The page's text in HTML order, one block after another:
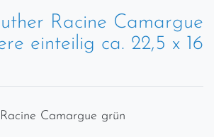
Racine Camargue
einteilig ca. 22,5 x 16
Camargue grün